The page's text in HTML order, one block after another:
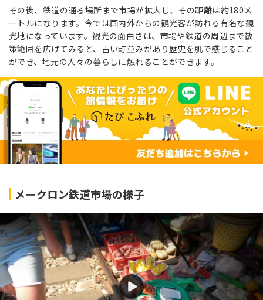
その後、鉄道の通る場所まで市場が拡大し、その距離は約180メ
ートルになります。今では国内外からの観光客が訪れる有名な観
光地になっています。観光の面白さは、市場や鉄道の周辺まで散
策範囲を広げてみると、古い町並みがあり歴史を肌で感じること
ができ、地元の人々の暮らしに触れることができます。
メークロン鉄道市場の様子